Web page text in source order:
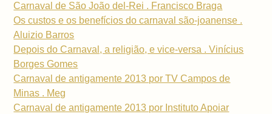
Carnaval de São João del-Rei . Francisco Braga
Os custos e os benefícios do carnaval são-joanense .
Aluizio Barros
Depois do Carnaval, a religião, e vice-versa . Vinícius
Borges Gomes
Carnaval de antigamente 2013 por TV Campos de
Minas . Meg
Carnaval de antigamente 2013 por Instituto Apoiar